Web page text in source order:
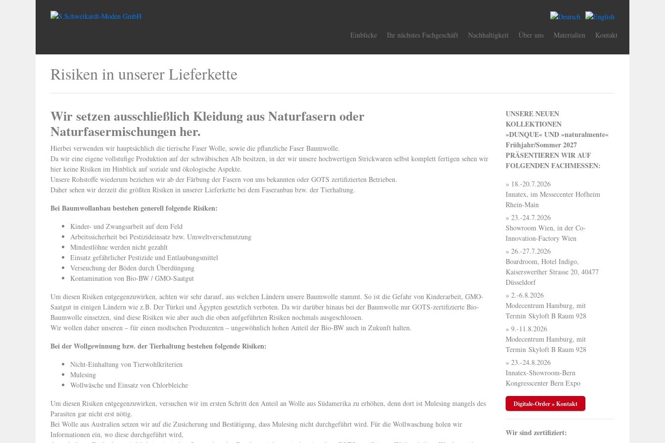
Einblicke Ihr nächstes Fachgeschäft Nachhaltigkeit Über uns Materialien Kontakt
Risiken in unserer Lieferkette
Wir setzen ausschließlich Kleidung aus Naturfasern oder
Naturfasermischungen her.
Hierbei verwenden wir hauptsächlich die tierische Faser Wolle, sowie die pflanzliche Faser Baumwolle.
Da wir eine eigene vollstufige Produktion auf der schwäbischen Alb besitzen, in der wir unsere hochwertigen Strickwaren selbst komplett fertigen sehen wir
hier keine Risiken im Hinblick auf soziale und ökologische Aspekte.
Unsere Rohstoffe wiederum beziehen wir ab der Färbung der Fasern von uns bekannten oder GOTS zertifizierten Betrieben.
Daher sehen wir derzeit die größten Risiken in unserer Lieferkette bei dem Faseranbau bzw. der Tierhaltung.
Bei Baumwollanbau bestehen generell folgende Risiken:
Kinder- und Zwangsarbeit auf dem Feld
Arbeitssicherheit bei Pestizideinsatz bzw. Umweltverschmutzung
Mindestlöhne werden nicht gezahlt
Einsatz gefährlicher Pestizide und Entlaubungsmittel
Verseuchung der Böden durch Überdüngung
Kontamination von Bio-BW / GMO-Saatgut
Um diesen Risiken entgegenzuwirken, achten wir sehr darauf, aus welchen Ländern unsere Baumwolle stammt. So ist die Gefahr von Kinderarbeit, GMO-
Saatgut in einigen Ländern wie z.B. Der Türkei und Ägypten gesetzlich verboten. Da wir darüber hinaus bei der Baumwolle nur GOTS-zertifizierte Bio-
Baumwolle einsetzen, sind diese Risiken wie aber auch die oben aufgeführten Risiken nochmals ausgeschlossen.
Wir wollen daher unseren – für einen modischen Produzenten – ungewöhnlich hohen Anteil der Bio-BW auch in Zukunft halten.
Bei der Wollgewinnung bzw. der Tierhaltung bestehen folgende Risiken:
Nicht-Einhaltung von Tierwohlkriterien
Mulesing
Wollwäsche und Einsatz von Chlorbleiche
Um diesen Risiken entgegenzuwirken, versuchen wir im ersten Schritt den Anteil an Wolle aus Südamerika zu erhöhen, denn dort ist Mulesing mangels des
Parasiten gar nicht erst nötig.
Bei Wolle aus Australien setzen wir auf die Zusicherung und Bestätigung, dass Mulesing nicht durchgeführt wird. Für die Wollwaschung holen wir
Informationen ein, wo diese durchgeführt wird,
UNSERE NEUEN
KOLLEKTIONEN
»DUNQUE« UND »naturalmente«
Frühjahr/Sommer 2027
PRÄSENTIEREN WIR AUF
FOLGENDEN FACHMESSEN:
» 18.-20.7.2026
Innatex, im Messecenter Hofheim
Rhein-Main
» 23.-24.7.2026
Showroom Wien, in der Co-
Innovation-Factory Wien
» 26.-27.7.2026
Boardroom, Hotel Indigo,
Kaiserswerther Strasse 20, 40477
Düsseldorf
» 2.-6.8.2026
Modecentrum Hamburg, mit
Termin Skyloft B Raum 928
» 9.-11.8.2026
Modecentrum Hamburg, mit
Termin Skyloft B Raum 928
» 23.-24.8.2026
Innatex-Showroom-Bern
Kongresscenter Bern Expo
Digitale-Order » Kontakt
Wir sind zertifiziert: